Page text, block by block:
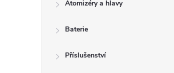
Atomizéry a hlavy
Baterie
Příslušenství